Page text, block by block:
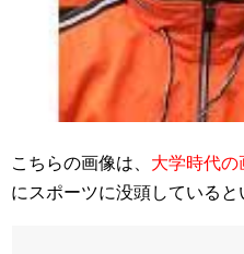
こちらの画像は、 大学時代の
にスポーツに没頭していると